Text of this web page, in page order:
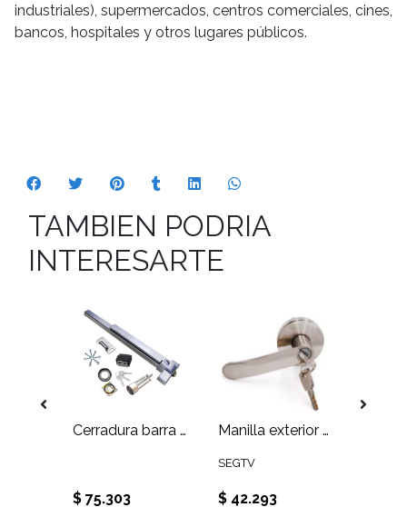
industriales), supermercados, centros comerciales, cines,
bancos, hospitales y otros lugares públicos.
TAMBIEN PODRIA
INTERESARTE
Cerradura barra antipánico para puerta de emergencia con cerradura exterior
$ 75.303
Manilla exterior con llave para barra antipánico
SEGTV
$ 42.293